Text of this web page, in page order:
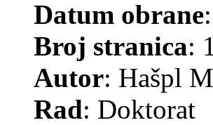
Datum obrane
Broj stranica:
Autor: Hašpl
Rad: Doktorat